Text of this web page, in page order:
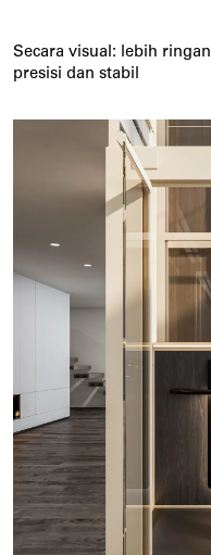
Secara visual: lebih
presisi dan stabil